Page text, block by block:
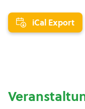
iCal Export